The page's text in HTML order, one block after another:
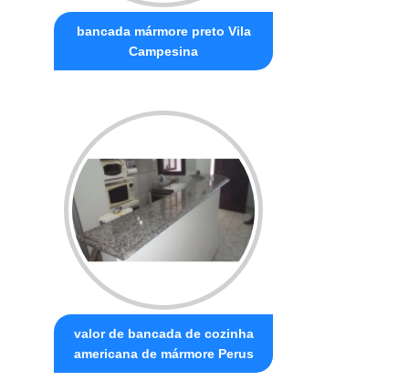
bancada mármore preto Vila
Campesina
valor de bancada de cozinha
americana de mármore Perus